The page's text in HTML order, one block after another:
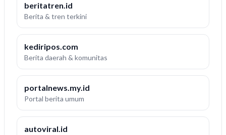
beritatren.id
Berita & tren terkini
kediripos.com
Berita daerah & komunitas
portalnews.my.id
Portal berita umum
autoviral.id